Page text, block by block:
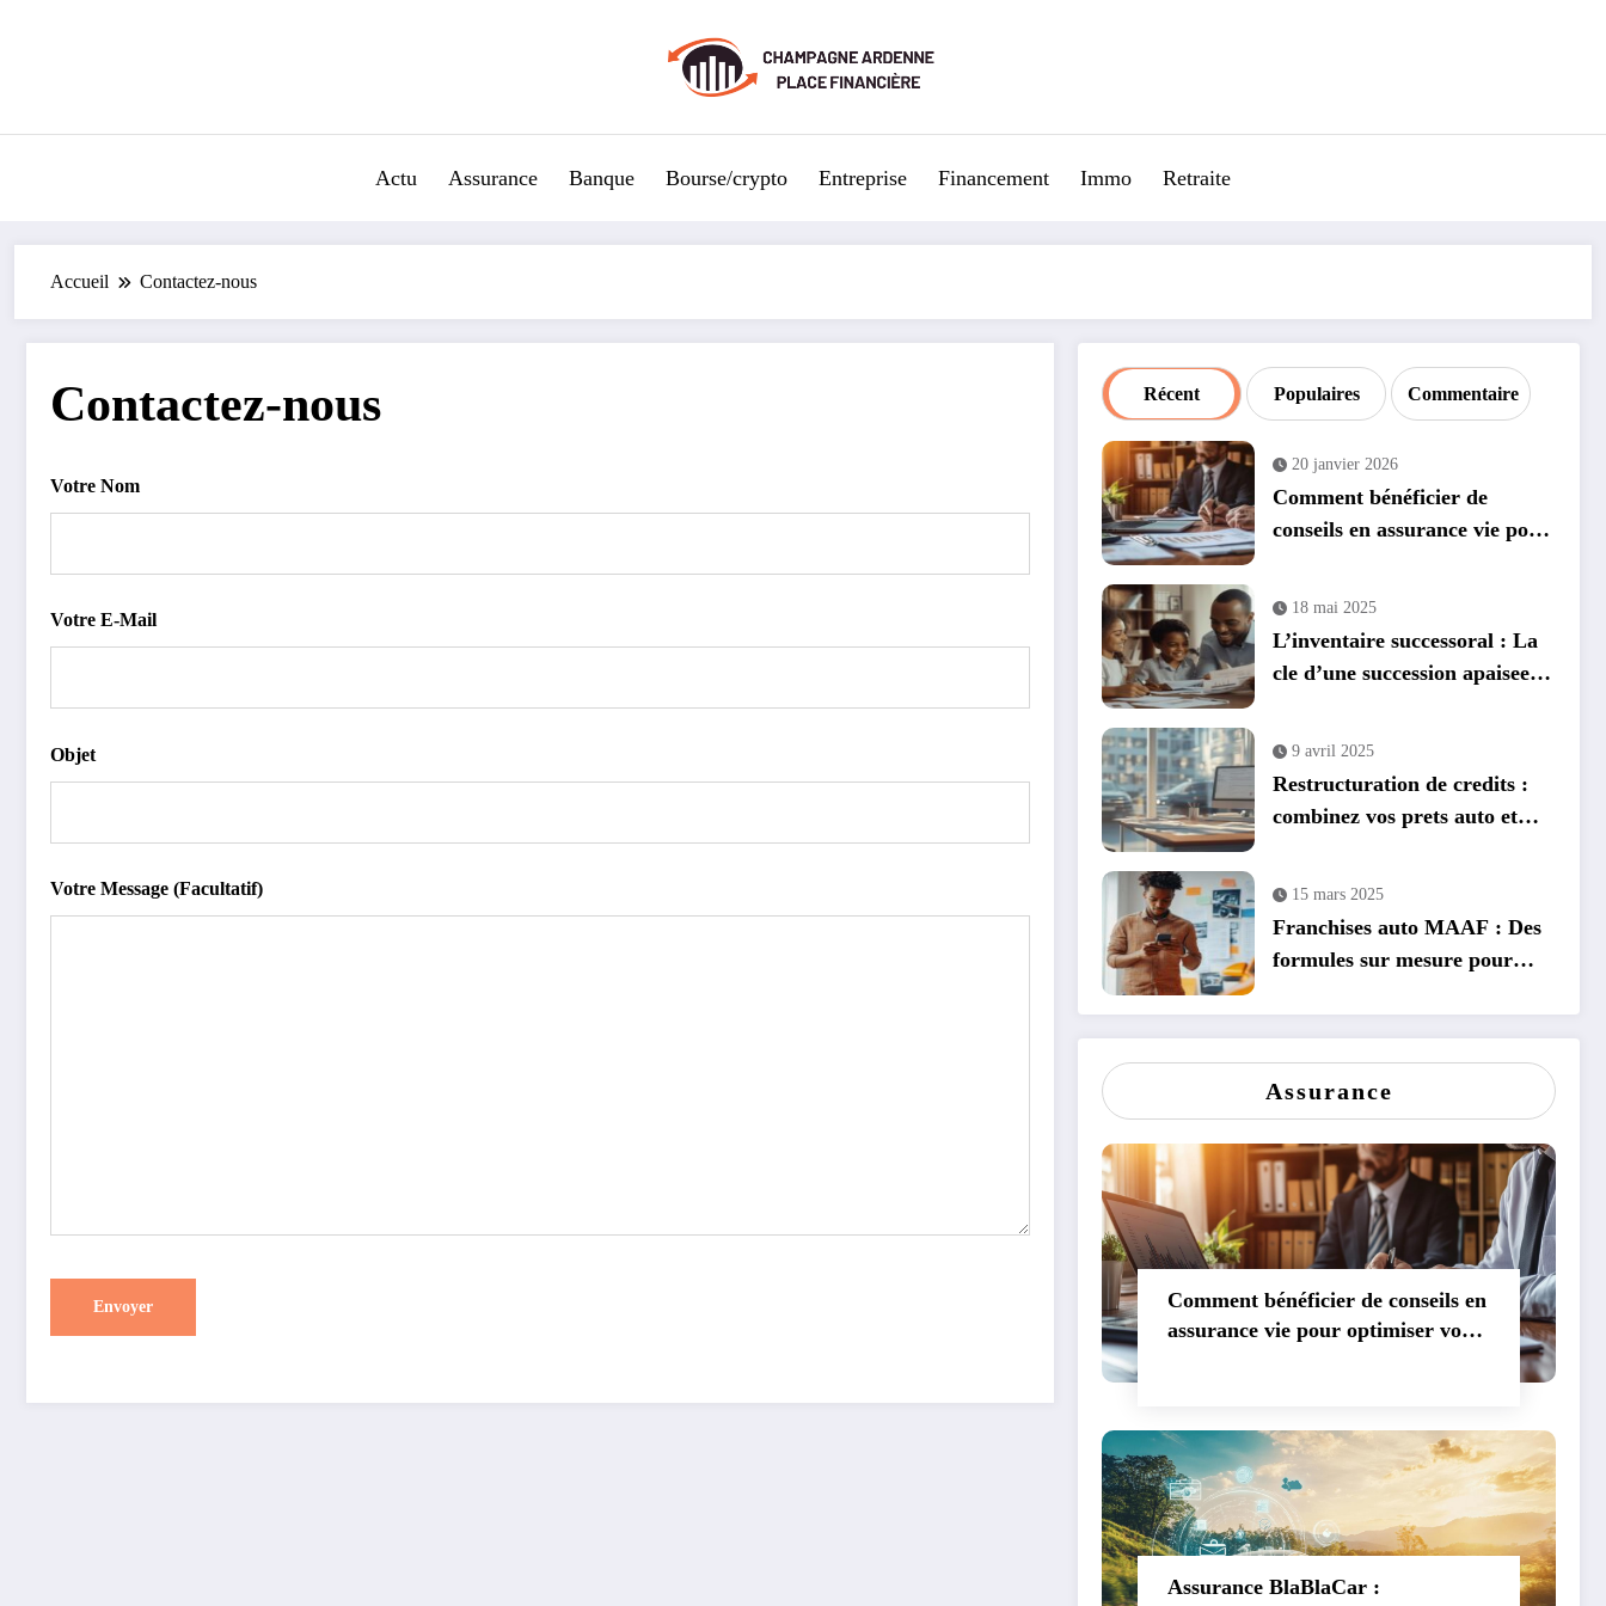
Actu Assurance Banque Bourse/crypto Entreprise Financement Immo Retraite
Accueil Contactez-nous
Contactez-nous
Votre Nom
Votre E-Mail
Objet
Votre Message (facultatif)
Récent Populaires Commentaire
20 janvier 2026
Comment bénéficier de
conseils en assurance vie pour
18 mai 2025
L’inventaire successoral : La
cle d’une succession apaisee
9 avril 2025
Restructuration de credits :
combinez vos prets auto et
15 mars 2025
Franchises auto MAAF : Des
formules sur mesure pour
Assurance
Comment bénéficier de conseils en
assurance vie pour optimiser votre
Assurance BlaBlaCar :